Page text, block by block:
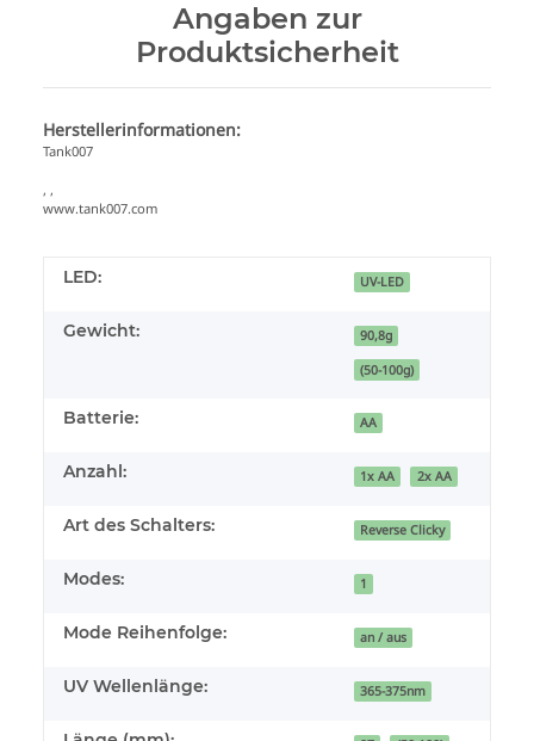
Angaben zur
Produktsicherheit
Herstellerinformationen:
Tank007
, ,
www.tank007.com
LED: UV-LED
Gewicht: 90,8g
(50-100g)
Batterie: AA
Anzahl: 1x AA 2x AA
Art des Schalters: Reverse Clicky
Modes: 1
Mode Reihenfolge: an / aus
UV Wellenlänge: 365-375nm